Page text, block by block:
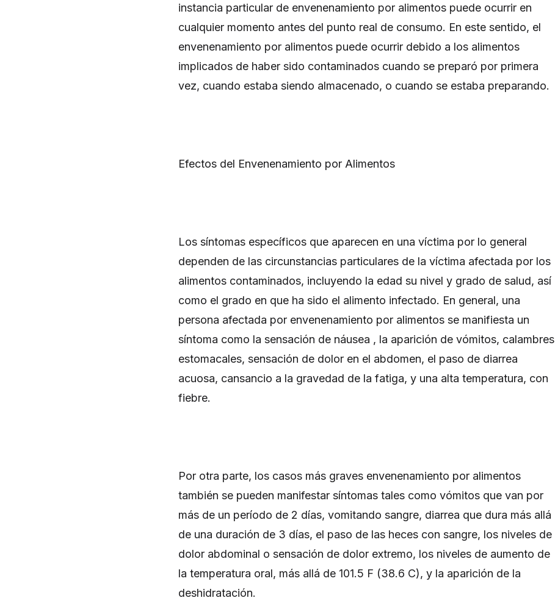
instancia particular de envenenamiento por alimentos puede ocurrir en
cualquier momento antes del punto real de consumo. En este sentido, el
envenenamiento por alimentos puede ocurrir debido a los alimentos
implicados de haber sido contaminados cuando se preparó por primera
vez, cuando estaba siendo almacenado, o cuando se estaba preparando.
Efectos del Envenenamiento por Alimentos
Los síntomas específicos que aparecen en una víctima por lo general
dependen de las circunstancias particulares de la víctima afectada por los
alimentos contaminados, incluyendo la edad su nivel y grado de salud, así
como el grado en que ha sido el alimento infectado. En general, una
persona afectada por envenenamiento por alimentos se manifiesta un
síntoma como la sensación de náusea , la aparición de vómitos, calambres
estomacales, sensación de dolor en el abdomen, el paso de diarrea
acuosa, cansancio a la gravedad de la fatiga, y una alta temperatura, con
fiebre.
Por otra parte, los casos más graves envenenamiento por alimentos
también se pueden manifestar síntomas tales como vómitos que van por
más de un período de 2 días, vomitando sangre, diarrea que dura más allá
de una duración de 3 días, el paso de las heces con sangre, los niveles de
dolor abdominal o sensación de dolor extremo, los niveles de aumento de
la temperatura oral, más allá de 101.5 F (38.6 C), y la aparición de la
deshidratación.